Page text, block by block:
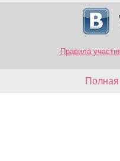
Правила
Полная